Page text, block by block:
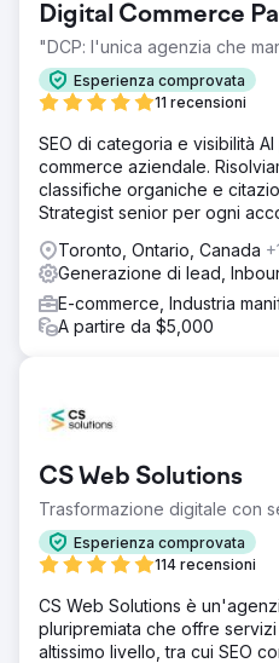
Digital Commerce
"DCP: l'unica agenzia che
Esperienza comprovata
11 recensioni
SEO di categoria e visibilità
commerce aziendale.
classifiche organiche e
Strategist senior per ogni
Toronto, Ontario, Canada
Generazione di lead,
E-commerce, Industria
A partire da $5,000
CS Web Solutions
Trasformazione digitale con
Esperienza comprovata
114 recensioni
CS Web Solutions è
pluripremiata che offre
altissimo livello, tra cui SEO